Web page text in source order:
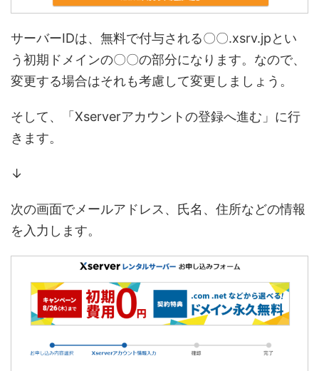
サーバーIDは、無料で付与される〇〇.xsrv.jpとい
う初期ドメインの〇〇の部分になります。なので、
変更する場合はそれも考慮して変更しましょう。
そして、「Xserverアカウントの登録へ進む」に行
きます。
↓
次の画面でメールアドレス、氏名、住所などの情報
を入力します。